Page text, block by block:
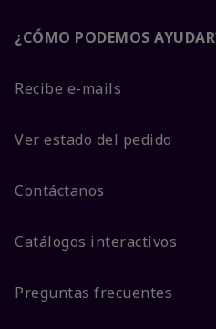
¿CÓMO PODEMOS
Recibe e-mails
Ver estado del pedido
Contáctanos
Catálogos interactivos
Preguntas frecuentes